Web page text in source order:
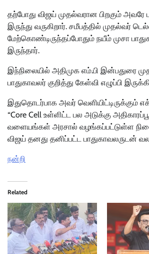
தற்போது விஜய் முதல்வரான பிறகும் அவரே
இருந்து வருகிறார். சமீபத்தில் முதல்வர்
மேற்கொண்டிருந்தப்போதும் நயீம் முசா
இருந்தார்.
இந்நிலையில் அதிமுக எம்.பி இன்பதுரை
பாதுகாவலர் குறித்து கேள்வி எழுப்பி
இதுதொடர்பாக அவர் வெளியிட்டிருக்கும்
“Core Cell உள்ளிட்ட பல அடுக்கு
வளையங்கள் அரசால் வழங்கப்பட்டுள்ள
விஜய் தனது தனிப்பட்ட பாதுகாவலருடன்
நன்றி
Related